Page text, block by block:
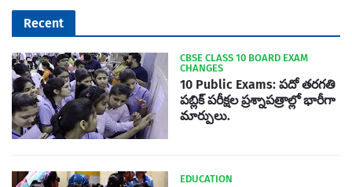
Recent
CBSE CLASS 10 BOARD EXAM
CHANGES
10 Public Exams: పదో తరగతి
పబ్లిక్‌ పరీక్షల ప్రశ్నాపత్రాల్లో భారీగా
మార్పులు.
EDUCATION